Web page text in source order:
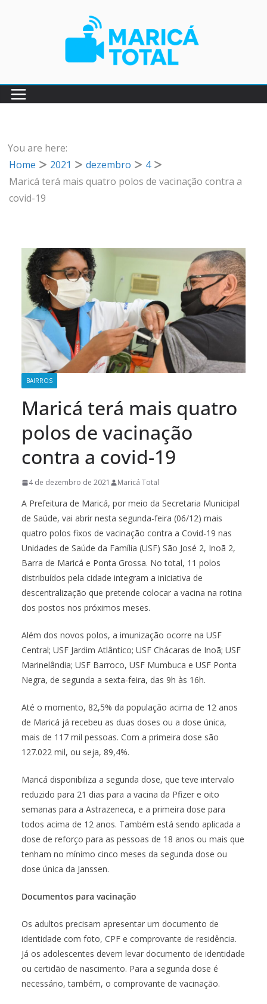
You are here:
Home
2021 dezembro
4
Maricá terá mais quatro polos de vacinação contra a
covid-19
BAIRROS
Maricá terá mais quatro
polos de vacinação
contra a covid-19
4 de dezembro de 2021 Maricá Total
A Prefeitura de Maricá, por meio da Secretaria Municipal
de Saúde, vai abrir nesta segunda-feira (06/12) mais
quatro polos fixos de vacinação contra a Covid-19 nas
Unidades de Saúde da Família (USF) São José 2, Inoã 2,
Barra de Maricá e Ponta Grossa. No total, 11 polos
distribuídos pela cidade integram a iniciativa de
descentralização que pretende colocar a vacina na rotina
dos postos nos próximos meses.
Além dos novos polos, a imunização ocorre na USF
Central; USF Jardim Atlântico; USF Chácaras de Inoã; USF
Marinelândia; USF Barroco, USF Mumbuca e USF Ponta
Negra, de segunda a sexta-feira, das 9h às 16h.
Até o momento, 82,5% da população acima de 12 anos
de Maricá já recebeu as duas doses ou a dose única,
mais de 117 mil pessoas. Com a primeira dose são
127.022 mil, ou seja, 89,4%.
Maricá disponibiliza a segunda dose, que teve intervalo
reduzido para 21 dias para a vacina da Pfizer e oito
semanas para a Astrazeneca, e a primeira dose para
todos acima de 12 anos. Também está sendo aplicada a
dose de reforço para as pessoas de 18 anos ou mais que
tenham no mínimo cinco meses da segunda dose ou
dose única da Janssen.
Documentos para vacinação
Os adultos precisam apresentar um documento de
identidade com foto, CPF e comprovante de residência.
Já os adolescentes devem levar documento de identidade
ou certidão de nascimento. Para a segunda dose é
necessário, também, o comprovante de vacinação.